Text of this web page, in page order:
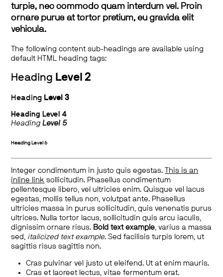
turpis, nec commodo quam interdum vel. Proin
ornare purus at tortor pretium, eu gravida elit
vehicula.
The following content sub-headings are available using
default HTML heading tags:
Heading Level 2
Heading Level 3
Heading Level 4
HeadingLevel 5
Heading Level 6
Integer condimentum in justo quis egestas.
This is an
inline link sollicitudin. Phasellus condimentum
pellentesque libero, vel ultricies enim. Quisque vel lacus
egestas, mollis tellus non, volutpat ante. Phasellus
ultricies massa in purus sollicitudin, quis venenatis purus
ultrices. Nulla tortor lacus, sollicitudin quis arcu iaculis,
dignissim ornare risus. Bold text example, varius a massa
sed, italicized text example. Sed facilisis turpis lorem, ut
sagittis risus sagittis non.
Cras pulvinar vel justo ut eleifend. Ut at enim mauris.
Cras et laoreet lectus, vitae fermentum erat.